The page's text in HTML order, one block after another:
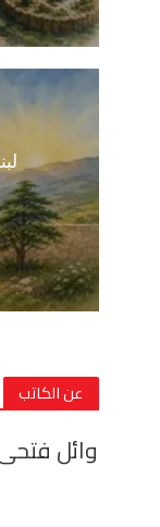
عن الكاتب
وائل